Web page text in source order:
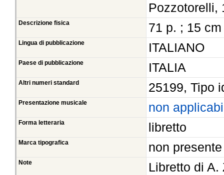
Pozzotorelli,
Descrizione fisica 71 p. ; 15 cm
Lingua di pubblicazione ITALIANO
Paese di pubblicazione ITALIA
Altri numeri standard 25199, Tipo
Presentazione musicale non
Forma letteraria libretto
Marca tipografica non presente
Note
Libretto di A.